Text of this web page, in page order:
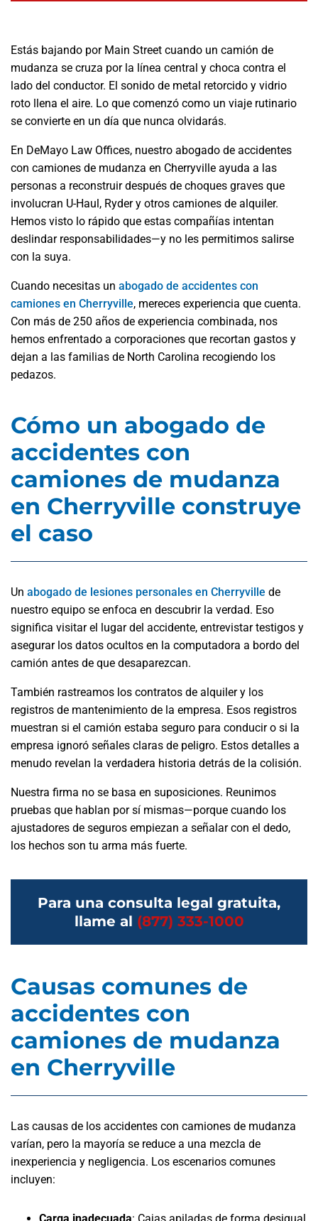
Estás bajando por Main Street cuando un camión de
mudanza se cruza por la línea central y choca contra el
lado del conductor. El sonido de metal retorcido y vidrio
roto llena el aire. Lo que comenzó como un viaje rutinario
se convierte en un día que nunca olvidarás.
En DeMayo Law Offices, nuestro abogado de accidentes
con camiones de mudanza en Cherryville ayuda a las
personas a reconstruir después de choques graves que
involucran U-Haul, Ryder y otros camiones de alquiler.
Hemos visto lo rápido que estas compañías intentan
deslindar responsabilidades—y no les permitimos salirse
con la suya.
Cuando necesitas un abogado de accidentes con
camiones en Cherryville, mereces experiencia que cuenta.
Con más de 250 años de experiencia combinada, nos
hemos enfrentado a corporaciones que recortan gastos y
dejan a las familias de North Carolina recogiendo los
pedazos.
Cómo un abogado de
accidentes con
camiones de mudanza
en Cherryville construye
el caso
Un abogado de lesiones personales en Cherryville de
nuestro equipo se enfoca en descubrir la verdad. Eso
significa visitar el lugar del accidente, entrevistar testigos y
asegurar los datos ocultos en la computadora a bordo del
camión antes de que desaparezcan.
También rastreamos los contratos de alquiler y los
registros de mantenimiento de la empresa. Esos registros
muestran si el camión estaba seguro para conducir o si la
empresa ignoró señales claras de peligro. Estos detalles a
menudo revelan la verdadera historia detrás de la colisión.
Nuestra firma no se basa en suposiciones. Reunimos
pruebas que hablan por sí mismas—porque cuando los
ajustadores de seguros empiezan a señalar con el dedo,
los hechos son tu arma más fuerte.
Para una consulta legal gratuita,
llame al (877) 333-1000
Causas comunes de
accidentes con
camiones de mudanza
en Cherryville
Las causas de los accidentes con camiones de mudanza
varían, pero la mayoría se reduce a una mezcla de
inexperiencia y negligencia. Los escenarios comunes
incluyen: